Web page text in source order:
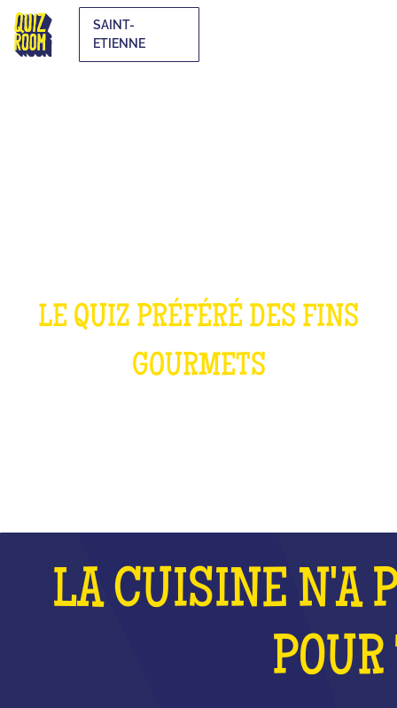
SAINT-
ETIENNE
LE QUIZ PRÉFÉRÉ DES FINS
GOURMETS
LA CUISINE N'A